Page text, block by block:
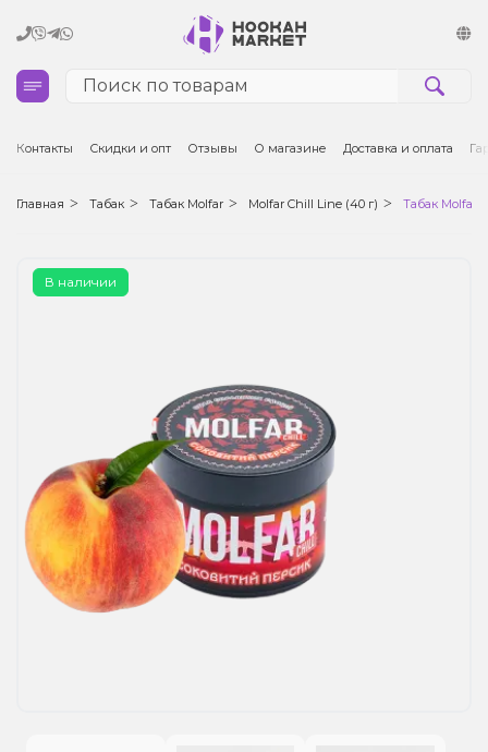
Кальяны
Табак для кальяна и кальянные смеси
Чаши для кальяна
Электронные сигареты (POD)
Комплектующие для POD
Жидкости для электронных сигарет
Подарочные наборы
Контакты Скидки и опт Отзывы О магазине Доставка и оплата
Главная Табак Табак Molfar Molfar Chill Line (40 г) Табак Molfar
В наличии